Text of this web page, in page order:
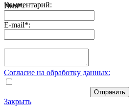
Имя*:
E-mail*:
Комментарий:
Согласие на обработку данных:
Отправить
Закрыть